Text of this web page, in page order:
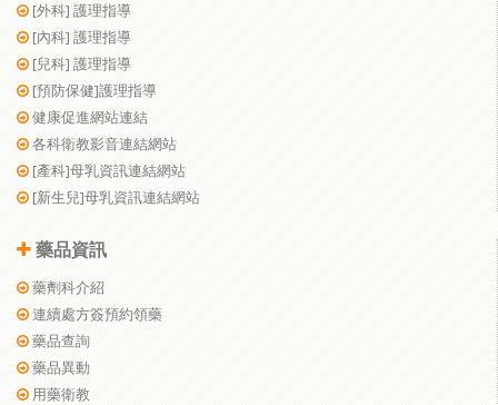
[外科] 護理指導
[內科] 護理指導
[兒科] 護理指導
[預防保健]護理指導
健康促進網站連結
各科衛教影音連結網站
[產科]母乳資訊連結網站
[新生兒]母乳資訊連結網站
藥品資訊
藥劑科介紹
連續處方簽預約領藥
藥品查詢
藥品異動
用藥衛教